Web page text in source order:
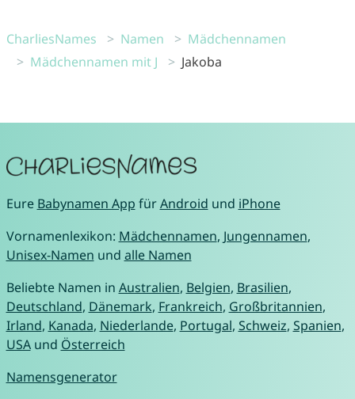
CharliesNames Namen
Mädchennamen
Mädchennamen mit J
Jakoba
Eure Babynamen App fürAndroid und iPhone
Vornamenlexikon: Mädchennamen, Jungennamen,
Unisex-Namen und alle Namen
Beliebte Namen in Australien, Belgien, Brasilien,
Deutschland, Dänemark, Frankreich, Großbritannien,
Irland, Kanada, Niederlande, Portugal, Schweiz, Spanien,
USAund Österreich
Namensgenerator